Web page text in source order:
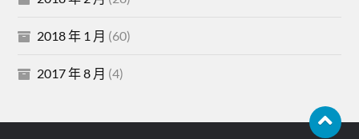
2018 年 1 月 (60)
2017 年 8 月 (4)